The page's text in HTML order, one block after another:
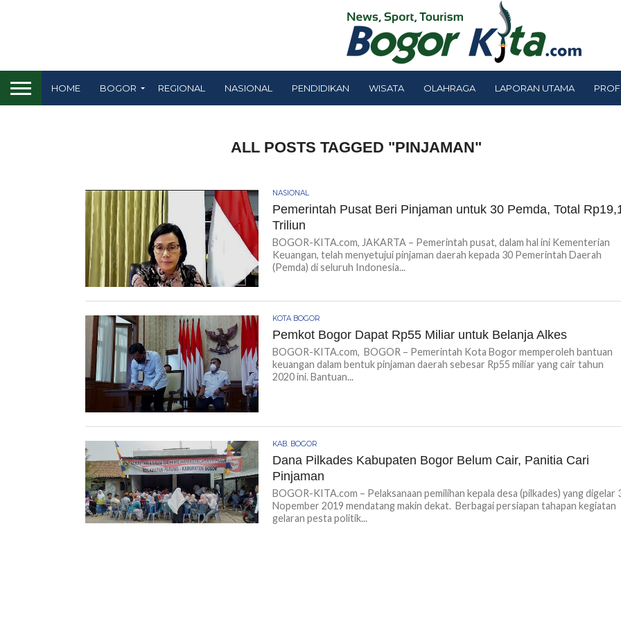
HOME BOGOR REGIONAL NASIONAL PENDIDIKAN WISATA OLAHRAGA LAPORAN UTAMA
ALL POSTS TAGGED "PINJAMAN"
NASIONAL
Pemerintah Pusat Beri Pinjaman untuk 30 Pemda, Total
Triliun
BOGOR-KITA.com, JAKARTA – Pemerintah pusat, dalam hal ini Kementerian
Keuangan, telah menyetujui pinjaman daerah kepada 30 Pemerintah Daerah
(Pemda) di seluruh Indonesia...
KOTA BOGOR
Pemkot Bogor Dapat Rp55 Miliar untuk Belanja Alkes
BOGOR-KITA.com, BOGOR – Pemerintah Kota Bogor memperoleh bantuan
keuangan dalam bentuk pinjaman daerah sebesar Rp55 miliar yang cair tahun
2020 ini. Bantuan...
KAB. BOGOR
Dana Pilkades Kabupaten Bogor Belum Cair, Panitia Cari
Pinjaman
BOGOR-KITA.com – Pelaksanaan pemilihan kepala desa (pilkades) yang digelar
Nopember 2019 mendatang makin dekat. Berbagai persiapan tahapan kegiatan
gelaran pesta politik...